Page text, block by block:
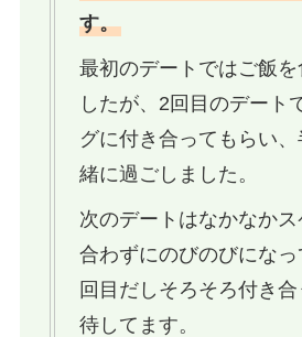
す。
最初のデートではご飯
したが、2回目のデート
グに付き合ってもらい
緒に過ごしました。
次のデートはなかなか
合わずにのびのびにな
回目だしそろそろ付き
待してます。